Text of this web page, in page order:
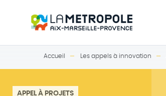
Accueil Les appels à innovation
APPEL À PROJETS